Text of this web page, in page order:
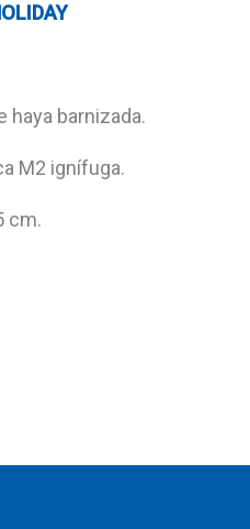
haya barnizada.
M2 ignífuga.
cm.